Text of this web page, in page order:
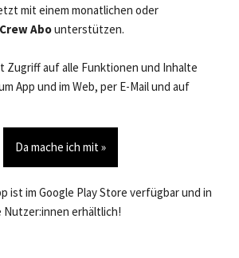
mit einem monatlichen oder
Abounterstützen.
Zugriff auf alle Funktionen und Inhalte
App und im Web, per E-Mail und auf
Da mache ich mit »
ist im Google Play Store verfügbar und in
Nutzer:innen erhältlich!